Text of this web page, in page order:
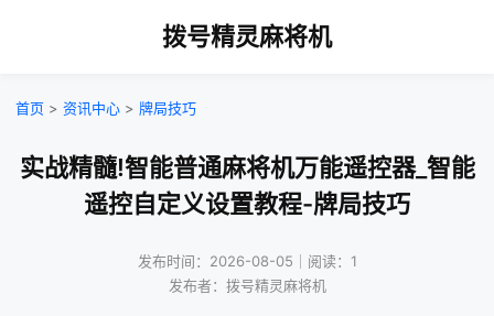
拨号精灵麻将机
首页 > 资讯中心 > 牌局技巧
实战精髓!智能普通麻将机万能遥控器_智能
遥控自定义设置教程-牌局技巧
发布时间：2026-08-05｜阅读：1
发布者：拨号精灵麻将机